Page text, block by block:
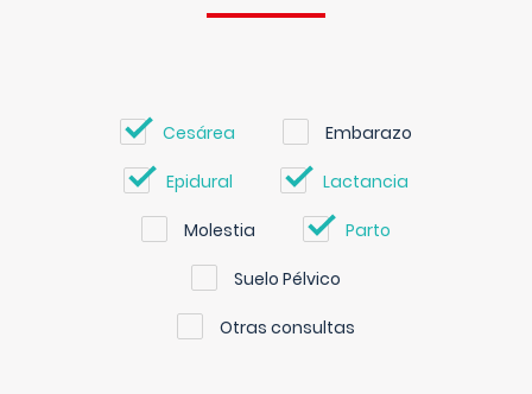
Cesárea Embarazo
Epidural Lactancia
Molestia Parto
Suelo Pélvico
Otras consultas